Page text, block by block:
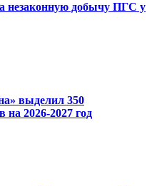
незаконную добычу ПГС у
выделил 350
на 2026-2027 год